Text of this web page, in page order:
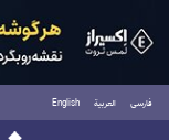
فارسی العربية English